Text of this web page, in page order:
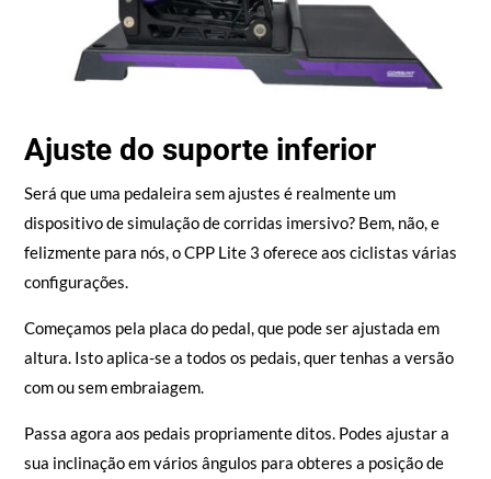
Ajuste do suporte inferior
Será que uma pedaleira sem ajustes é realmente um
dispositivo de simulação de corridas imersivo? Bem, não, e
felizmente para nós, o CPP Lite 3 oferece aos ciclistas várias
configurações.
Começamos pela placa do pedal, que pode ser ajustada em
altura. Isto aplica-se a todos os pedais, quer tenhas a versão
com ou sem embraiagem.
Passa agora aos pedais propriamente ditos. Podes ajustar a
sua inclinação em vários ângulos para obteres a posição de